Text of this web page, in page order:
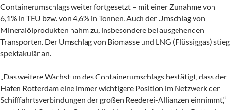
Containerumschlags weiter fortgesetzt – mit einer Zunahme von
6,1% in TEU bzw. von 4,6% in Tonnen. Auch der Umschlag von
Mineralölprodukten nahm zu, insbesondere bei ausgehenden
Transporten. Der Umschlag von Biomasse und LNG (Flüssiggas) stieg
spektakulär an.
„Das weitere Wachstum des Containerumschlags bestätigt, dass der
Hafen Rotterdam eine immer wichtigere Position im Netzwerk der
Schifffahrtsverbindungen der großen Reederei-Allianzen einnimmt,“